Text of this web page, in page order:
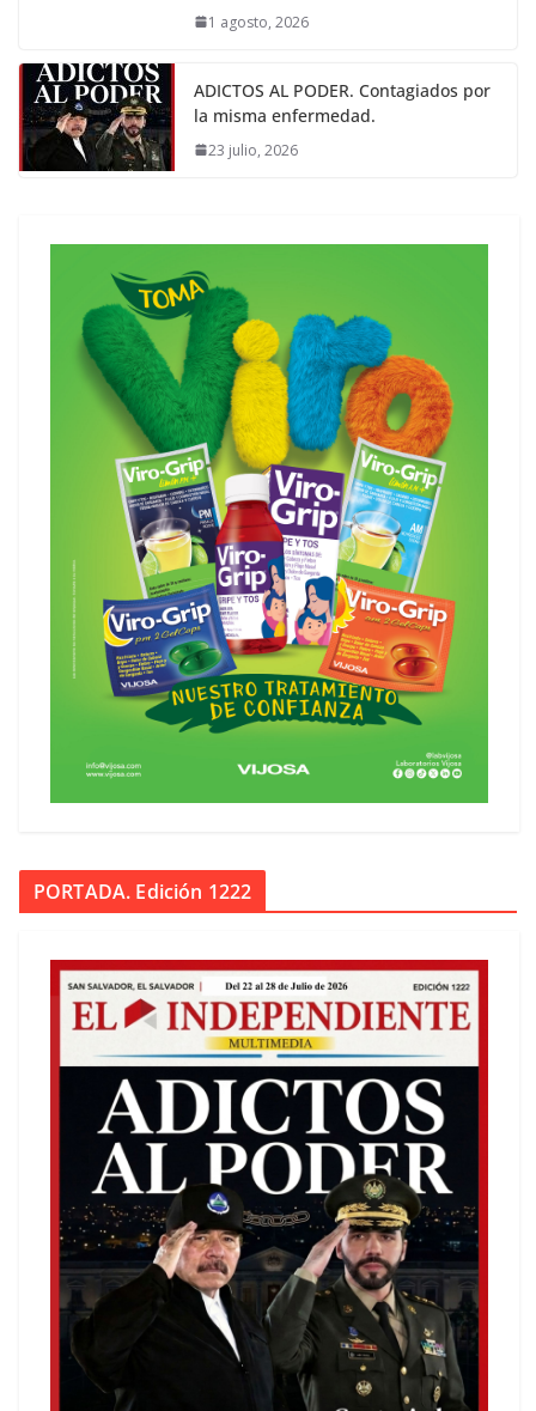
1 agosto, 2026
ADICTOS AL PODER. Contagiados por
la misma enfermedad.
23 julio, 2026
PORTADA. Edición 1222